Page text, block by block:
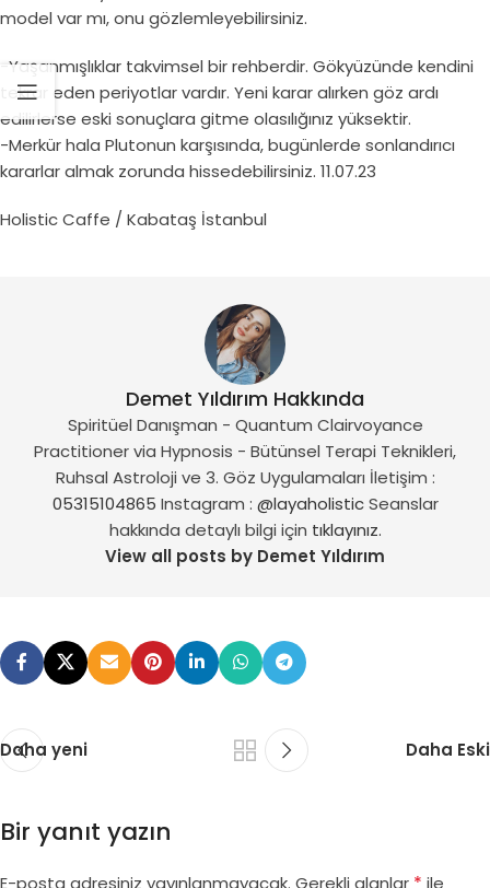
model var mı, onu gözlemleyebilirsiniz.
-Yaşanmışlıklar takvimsel bir rehberdir. Gökyüzünde kendini
tekrar eden periyotlar vardır. Yeni karar alırken göz ardı
edilirlerse eski sonuçlara gitme olasılığınız yüksektir.
-Merkür hala Plutonun karşısında, bugünlerde sonlandırıcı
kararlar almak zorunda hissedebilirsiniz. 11.07.23
Holistic Caffe / Kabataş İstanbul
Demet Yıldırım Hakkında
Spiritüel Danışman - Quantum Clairvoyance
Practitioner via Hypnosis - Bütünsel Terapi Teknikleri,
Ruhsal Astroloji ve 3. Göz Uygulamaları İletişim :
05315104865 Instagram : @layaholisticSeanslar
hakkında detaylı bilgi için tıklayınız.
View all posts by Demet Yıldırım
Daha yeni Daha Eski
Bir yanıt yazın
E-posta adresiniz yayınlanmayacak. Gerekli alanlar ile